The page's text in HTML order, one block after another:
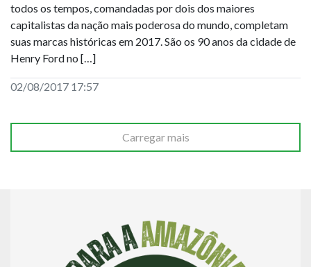
todos os tempos, comandadas por dois dos maiores
capitalistas da nação mais poderosa do mundo, completam
suas marcas históricas em 2017. São os 90 anos da cidade de
Henry Ford no […]
02/08/2017 17:57
Carregar mais